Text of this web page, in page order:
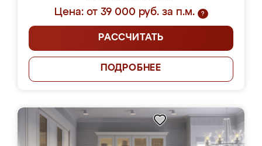
Цена: от 39 000 руб. за п.м.
?
РАССЧИТАТЬ
ПОДРОБНЕЕ